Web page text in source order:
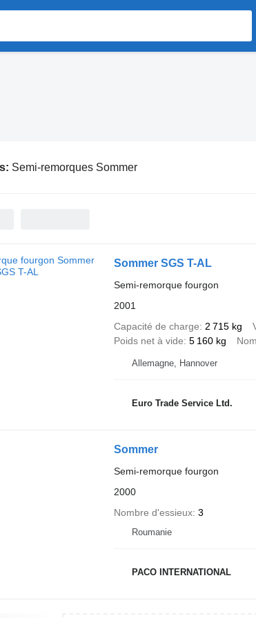
Semi-remorques Sommer
Sommer SGS T-AL
Semi-remorque fourgon
2001
Capacité de charge
2 715 kg
Poids net à vide 5 160 kg
Allemagne, Hannover
Euro Trade Service Ltd.
Sommer
Semi-remorque fourgon
2000
Nombre d'essieux 3
Roumanie
PACO INTERNATIONAL